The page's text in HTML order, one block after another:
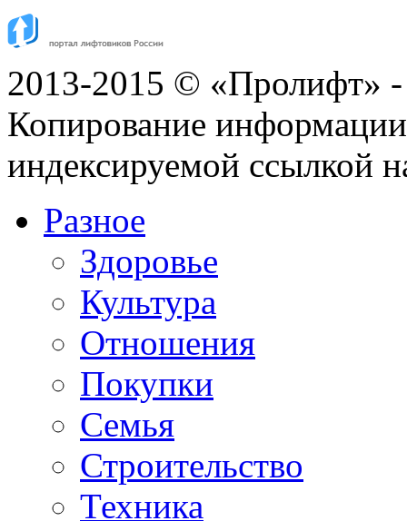
2013-2015 © «Пролифт» -
Копирование информации
индексируемой ссылкой
Разное
Здоровье
Культура
Отношения
Покупки
Семья
Строительство
Техника